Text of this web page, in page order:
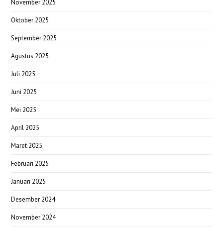
November 2025
Oktober 2025
September 2025
Agustus 2025
Juli 2025
Juni 2025
Mei 2025
April 2025
Maret 2025
Februari 2025
Januari 2025
Desember 2024
November 2024